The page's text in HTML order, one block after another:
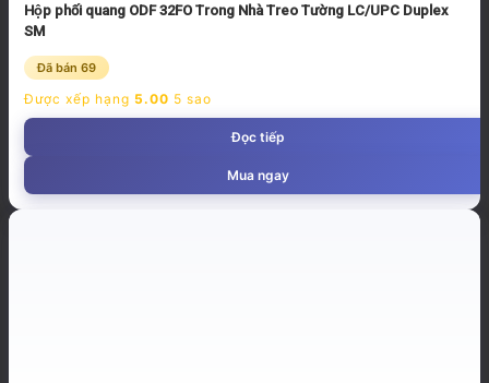
Hộp phối quang ODF 32FO Trong Nhà Treo Tường LC/UPC Duplex
SM
Đã bán 69
Được xếp hạng 5.00 5 sao
Đọc tiếp
Mua ngay